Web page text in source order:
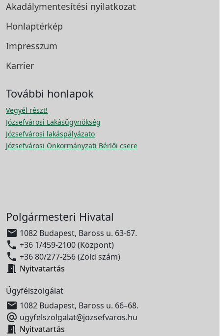
Akadálymentesítési nyilatkozat
Honlaptérkép
Impresszum
Karrier
További honlapok
Vegyél részt!
Józsefvárosi Lakásügynökség
Józsefvárosi lakáspályázato
Józsefvárosi Önkormányzati Bérlői csere
Polgármesteri Hivatal
 1082 Budapest, Baross u. 63-67.
 +36 1/459-2100 (Központ)
 +36 80/277-256 (Zöld szám)
 Nyitvatartás
Ügyfélszolgálat
 1082 Budapest, Baross u. 66–68.
 ugyfelszolgalat@jozsefvaros.hu
 Nyitvatartás